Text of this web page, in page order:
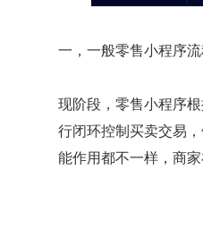
一，一般零售小程序流
现阶段，零售小程序
行闭环控制买卖交易
能作用都不一样，商